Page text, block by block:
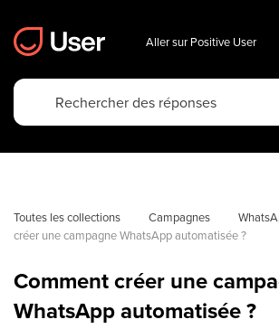
Aller sur Positive User
Toutes les collections Campagnes
créer une campagne WhatsApp automatisée ?
Comment créer une
WhatsApp automatisée ?